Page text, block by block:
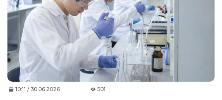
10:11 / 30.06.2026 501